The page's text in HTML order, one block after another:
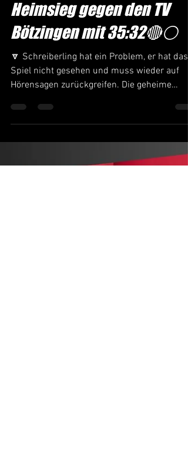
23. Jan. 2025
1 Min. Lesezeit
Heimsieg gegen den TV
Bötzingen mit 35:32🔴⚪️
🔽 Schreiberling hat ein Problem, er hat das